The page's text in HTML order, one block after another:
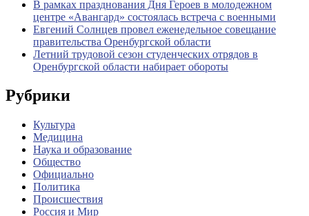
В рамках празднования Дня Героев в молодежном
центре «Авангард» состоялась встреча с военными
Евгений Солнцев провел еженедельное совещание
правительства Оренбургской области
Летний трудовой сезон студенческих отрядов в
Оренбургской области набирает обороты
Рубрики
Культура
Медицина
Наука и образование
Общество
Официально
Политика
Происшествия
Россия и Мир